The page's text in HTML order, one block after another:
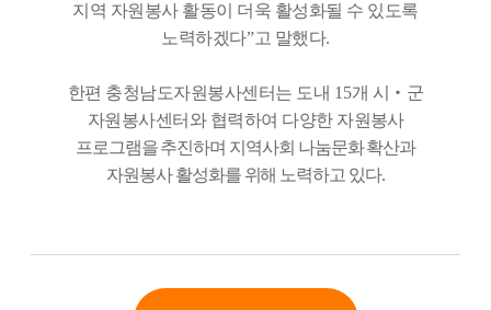
지역 자원봉사 활동이 더욱 활성화될 수 있도록
노력하겠다”고 말했다.
한편 충청남도자원봉사센터는 도내 15개 시 ‧ 군
자원봉사센터와 협력하여 다양한 자원봉사
프로그램을 추진하며 지역사회 나눔문화 확산과
자원봉사 활성화를 위해 노력하고 있다.